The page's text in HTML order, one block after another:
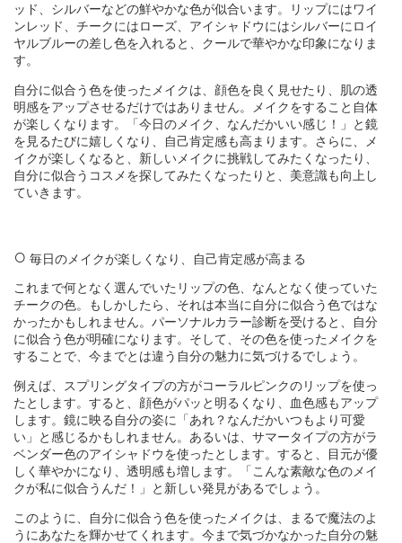
ッド、シルバーなどの鮮やかな色が似合います。リップにはワイ
ンレッド、チークにはローズ、アイシャドウにはシルバーにロイ
ヤルブルーの差し色を入れると、クールで華やかな印象になりま
す。
自分に似合う色を使ったメイクは、顔色を良く見せたり、肌の透
明感をアップさせるだけではありません。メイクをすること自体
が楽しくなります。「今日のメイク、なんだかいい感じ！」と鏡
を見るたびに嬉しくなり、自己肯定感も高まります。さらに、メ
イクが楽しくなると、新しいメイクに挑戦してみたくなったり、
自分に似合うコスメを探してみたくなったりと、美意識も向上し
ていきます。
毎日のメイクが楽しくなり、自己肯定感が高まる
これまで何となく選んでいたリップの色、なんとなく使っていた
チークの色。もしかしたら、それは本当に自分に似合う色ではな
かったかもしれません。パーソナルカラー診断を受けると、自分
に似合う色が明確になります。そして、その色を使ったメイクを
することで、今までとは違う自分の魅力に気づけるでしょう。
例えば、スプリングタイプの方がコーラルピンクのリップを使っ
たとします。すると、顔色がパッと明るくなり、血色感もアップ
します。鏡に映る自分の姿に「あれ？なんだかいつもより可愛
い」と感じるかもしれません。あるいは、サマータイプの方がラ
ベンダー色のアイシャドウを使ったとします。すると、目元が優
しく華やかになり、透明感も増します。「こんな素敵な色のメイ
クが私に似合うんだ！」と新しい発見があるでしょう。
このように、自分に似合う色を使ったメイクは、まるで魔法のよ
うにあなたを輝かせてくれます。今まで気づかなかった自分の魅